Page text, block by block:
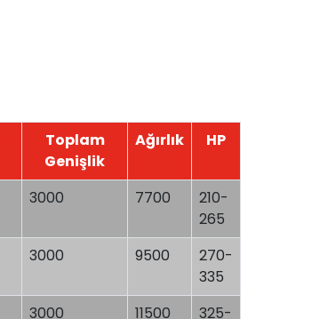
Toplam
Genişlik
Ağırlık HP
3000 7700
210-
265
3000 9500
270-
335
3000 11500
325-